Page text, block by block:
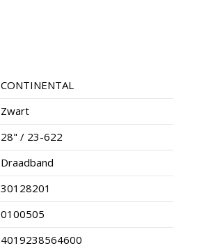
CONTINENTAL
Zwart
28" / 23-622
Draadband
30128201
0100505
4019238564600